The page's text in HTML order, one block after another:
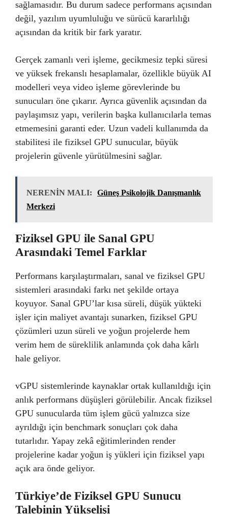
sağlamasıdır. Bu durum sadece performans açısından
değil, yazılım uyumluluğu ve sürücü kararlılığı
açısından da kritik bir fark yaratır.
Gerçek zamanlı veri işleme, gecikmesiz tepki süresi
ve yüksek frekanslı hesaplamalar, özellikle büyük AI
modelleri veya video işleme görevlerinde bu
sunucuları öne çıkarır. Ayrıca güvenlik açısından da
paylaşımsız yapı, verilerin başka kullanıcılarla temas
etmemesini garanti eder. Uzun vadeli kullanımda da
stabilitesi ile fiziksel GPU sunucular, büyük
projelerin güvenle yürütülmesini sağlar.
NERENİN MALI:
Güneş Psikolojik Danışmanlık
Merkezi
Fiziksel GPU ile Sanal GPU
Arasındaki Temel Farklar
Performans karşılaştırmaları, sanal ve fiziksel GPU
sistemleri arasındaki farkı net şekilde ortaya
koyuyor. Sanal GPU’lar kısa süreli, düşük yükteki
işler için maliyet avantajı sunarken, fiziksel GPU
çözümleri uzun süreli ve yoğun projelerde hem
verim hem de süreklilik anlamında çok daha kârlı
hale geliyor.
vGPU sistemlerinde kaynaklar ortak kullanıldığı için
anlık performans düşüşleri görülebilir. Ancak fiziksel
GPU sunucularda tüm işlem gücü yalnızca size
ayrıldığı için benchmark sonuçları çok daha
tutarlıdır. Yapay zekâ eğitimlerinden render
projelerine kadar yoğun iş yükleri için fiziksel yapı
açık ara önde geliyor.
Türkiye’de Fiziksel GPU Sunucu
Talebinin Yükselişi